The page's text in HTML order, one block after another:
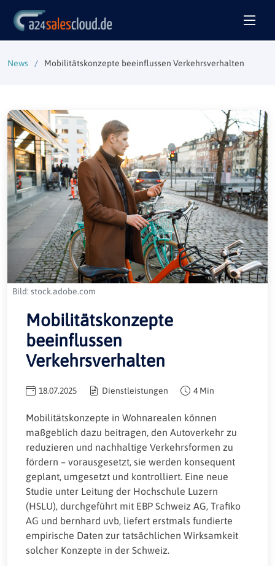
News Mobilitätskonzepte beeinflussen Verkehrsverhalten
Bild: stock.adobe.com
Mobilitätskonzepte
beeinflussen
Verkehrsverhalten
18.07.2025 Dienstleistungen 4 Min
Mobilitätskonzepte in Wohnarealen können
maßgeblich dazu beitragen, den Autoverkehr zu
reduzieren und nachhaltige Verkehrsformen zu
fördern – vorausgesetzt, sie werden konsequent
geplant, umgesetzt und kontrolliert. Eine neue
Studie unter Leitung der Hochschule Luzern
(HSLU), durchgeführt mit EBP Schweiz AG, Trafiko
AG und bernhard uvb, liefert erstmals fundierte
empirische Daten zur tatsächlichen Wirksamkeit
solcher Konzepte in der Schweiz.